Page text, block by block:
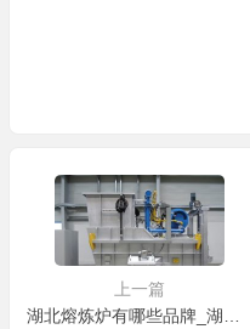
上一篇
湖北熔炼炉有哪些品牌_湖北最新熔炼炉品牌排行榜_湖北熔炼炉品牌排行榜前十名